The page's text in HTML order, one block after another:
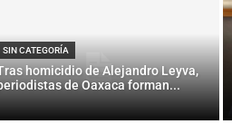
SIN CATEGORÍA
homicidio de Alejandro Leyva,
de Oaxaca forman...